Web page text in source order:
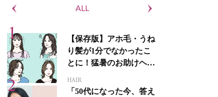
ALL
【保存版】アホ毛・うね
り髪が1分でなかったこ
とに！猛暑のお助けヘア
HAIR
「50代になった今、答え